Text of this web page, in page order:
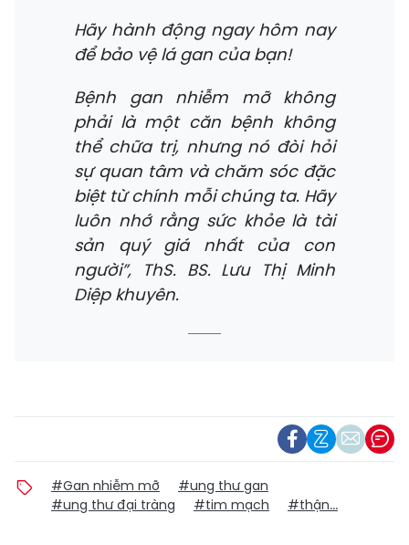
Hãy hành động ngay hôm nay
để bảo vệ lá gan của bạn!
Bệnh gan nhiễm mỡ không
phải là một căn bệnh không
thể chữa trị, nhưng nó đòi hỏi
sự quan tâm và chăm sóc đặc
biệt từ chính mỗi chúng ta. Hãy
luôn nhớ rằng sức khỏe là tài
sản quý giá nhất của con
người”, ThS. BS. Lưu Thị Minh
Diệp khuyên.
#Gan nhiễm mỡ
#ung thư gan
#ung thư đại tràng
#tim mạch #thận...